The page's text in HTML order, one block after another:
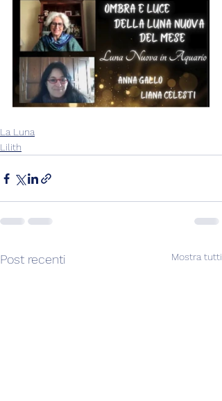
La Luna
Lilith
Post recenti Mostra tutti